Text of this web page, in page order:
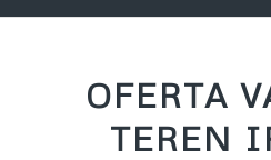
OFERTA
TEREN